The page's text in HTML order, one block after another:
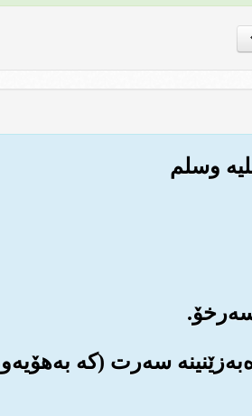
سه‌رت (که